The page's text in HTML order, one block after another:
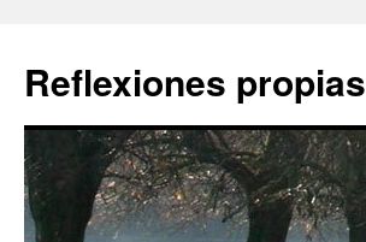
contenido
Reflexiones propias